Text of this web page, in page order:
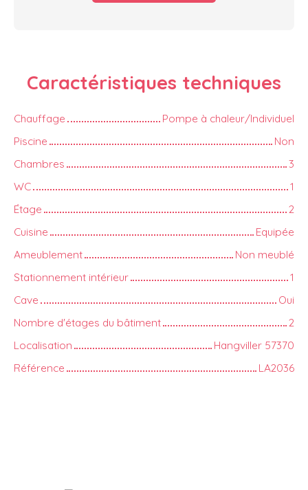
Caractéristiques techniques
Chauffage
Pompe à chaleur/Individuel
Piscine
Non
Chambres
3
WC
1
Étage
2
Cuisine
Equipée
Ameublement
Non meublé
Stationnement intérieur
1
Cave
Oui
Nombre d'étages du bâtiment
2
Localisation
Hangviller 57370
Référence
LA2036